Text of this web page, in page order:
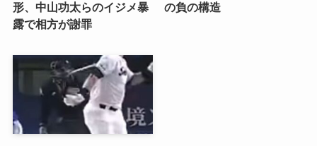
形、中山功太らのイジメ暴
露で相方が謝罪
の負の構造